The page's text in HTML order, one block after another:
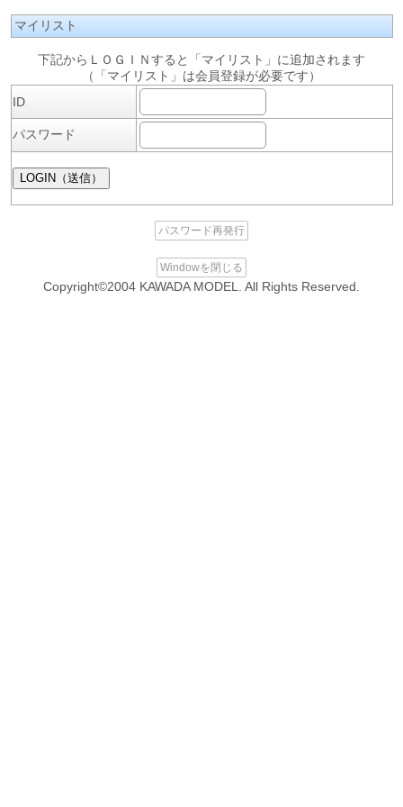
マイリスト
下記からＬＯＧＩＮすると「マイリスト」に追加されます
（「マイリスト」は会員登録が必要です）
ID
パスワード
パスワード再発行
Windowを閉じる
Copyright©2004 KAWADA MODEL. All Rights Reserved.